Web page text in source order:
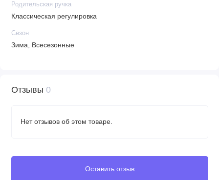
Родительская ручка
Классическая регулировка
Сезон
Зима, Всесезонные
Отзывы 0
Нет отзывов об этом товаре.
Оставить отзыв